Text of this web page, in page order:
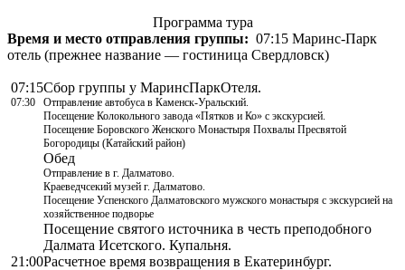
Программа тура
Время и место отправления группы: 07:15 Маринс-Парк
отель (прежнее название — гостиница Свердловск)
07:15Сбор группы у МаринсПаркОтеля.
07:30
Отправление автобуса в Каменск-Уральский.
Посещение Колокольного завода «Пятков и Ко» с экскурсией.
Посещение Боровского Женского Монастыря Похвалы Пресвятой
Богородицы (Катайский район)
Обед
Отправление в г. Далматово.
Краеведчсекий музей г. Далматово.
Посещение Успенского Далматовского мужского монастыря с экскурсией на
хозяйственное подворье
Посещение святого источника в честь преподобного
Далмата Исетского. Купальня.
21:00Расчетное время возвращения в Екатеринбург.